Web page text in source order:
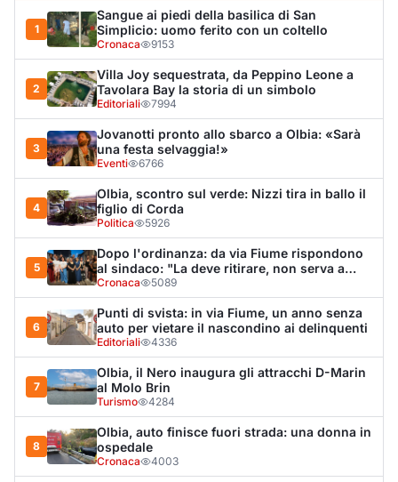
1
Sangue ai piedi della basilica di San
Simplicio: uomo ferito con un coltello
Cronaca 9153
2
Villa Joy sequestrata, da Peppino Leone a
Tavolara Bay la storia di un simbolo
Editoriali 7994
3
Jovanotti pronto allo sbarco a Olbia: «Sarà
una festa selvaggia!»
Eventi 6766
4
Olbia, scontro sul verde: Nizzi tira in ballo il
figlio di Corda
Politica 5926
5
Dopo l'ordinanza: da via Fiume rispondono
al sindaco: "La deve ritirare, non serva a
nulla"
Cronaca 5089
6
Punti di svista: in via Fiume, un anno senza
auto per vietare il nascondino ai delinquenti
Editoriali 4336
7
Olbia, il Nero inaugura gli attracchi D-Marin
al Molo Brin
Turismo 4284
8
Olbia, auto finisce fuori strada: una donna in
ospedale
Cronaca 4003